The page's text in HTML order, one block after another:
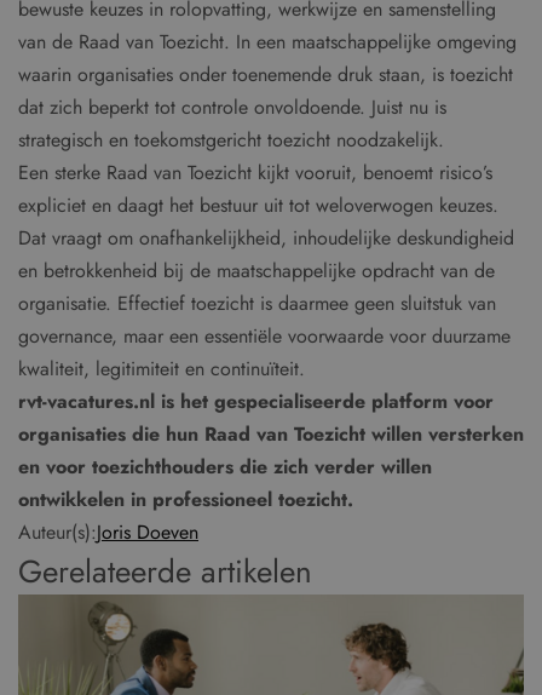
bewuste keuzes in rolopvatting, werkwijze en samenstelling
van de Raad van Toezicht. In een maatschappelijke omgeving
waarin organisaties onder toenemende druk staan, is toezicht
dat zich beperkt tot controle onvoldoende. Juist nu is
strategisch en toekomstgericht toezicht noodzakelijk.
Een sterke Raad van Toezicht kijkt vooruit, benoemt risico’s
expliciet en daagt het bestuur uit tot weloverwogen keuzes.
Dat vraagt om onafhankelijkheid, inhoudelijke deskundigheid
en betrokkenheid bij de maatschappelijke opdracht van de
organisatie. Effectief toezicht is daarmee geen sluitstuk van
governance, maar een essentiële voorwaarde voor duurzame
kwaliteit, legitimiteit en continuïteit.
rvt-vacatures.nl is het gespecialiseerde platform voor
organisaties die hun Raad van Toezicht willen versterken
en voor toezichthouders die zich verder willen
ontwikkelen in professioneel toezicht.
Auteur(s):Joris Doeven
Gerelateerde artikelen